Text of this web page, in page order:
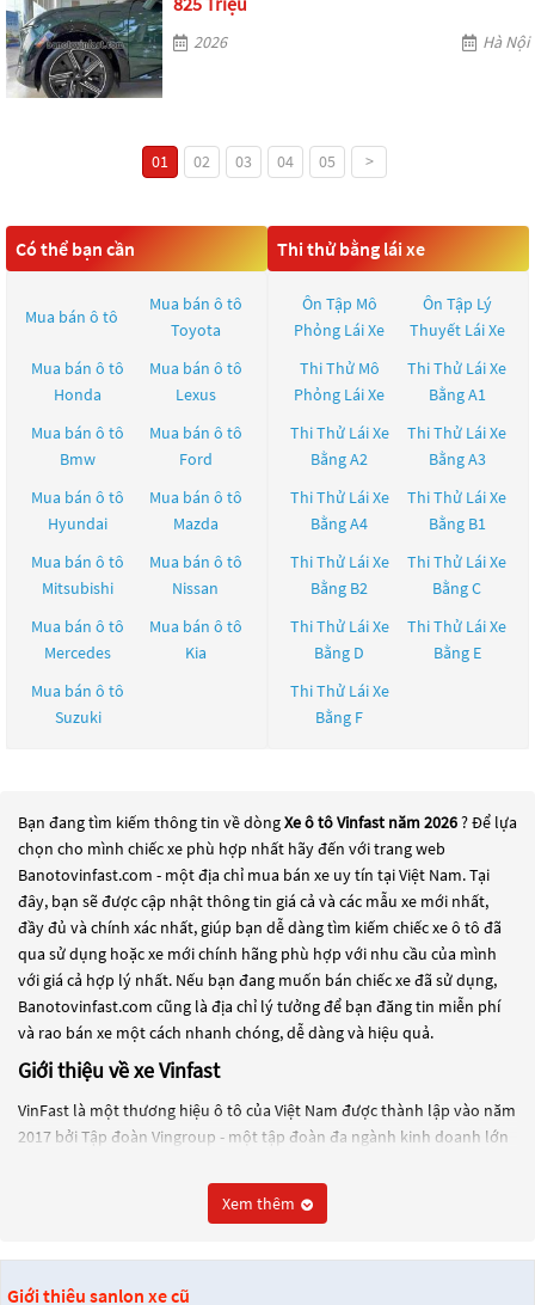
2026 Hà Nội
01 02 03 04 05 >
Có thể bạn cần
Mua bán ô tô
Mua bán ô tô
Toyota
Mua bán ô tô
Honda
Mua bán ô tô
Lexus
Mua bán ô tô
Bmw
Mua bán ô tô
Ford
Mua bán ô tô
Hyundai
Mua bán ô tô
Mazda
Mua bán ô tô
Mitsubishi
Mua bán ô tô
Nissan
Mua bán ô tô
Mercedes
Mua bán ô tô
Kia
Mua bán ô tô
Suzuki
Thi thử bằng lái xe
Ôn Tập Mô
Phỏng Lái Xe
Ôn Tập Lý
Thuyết Lái Xe
Thi Thử Mô
Phỏng Lái Xe
Thi Thử Lái Xe
Bằng A1
Thi Thử Lái Xe
Bằng A2
Thi Thử Lái Xe
Bằng A3
Thi Thử Lái Xe
Bằng A4
Thi Thử Lái Xe
Bằng B1
Thi Thử Lái Xe
Bằng B2
Thi Thử Lái Xe
Bằng C
Thi Thử Lái Xe
Bằng D
Thi Thử Lái Xe
Bằng E
Thi Thử Lái Xe
Bằng F
Bạn đang tìm kiếm thông tin về dòngXe ô tô Vinfast năm 2026? Để lựa
chọn cho mình chiếc xe phù hợp nhất hãy đến với trang web
Banotovinfast.com - một địa chỉ mua bán xe uy tín tại Việt Nam. Tại
đây, bạn sẽ được cập nhật thông tin giá cả và các mẫu xe mới nhất,
đầy đủ và chính xác nhất, giúp bạn dễ dàng tìm kiếm chiếc xe ô tô đã
qua sử dụng hoặc xe mới chính hãng phù hợp với nhu cầu của mình
với giá cả hợp lý nhất. Nếu bạn đang muốn bán chiếc xe đã sử dụng,
Banotovinfast.com cũng là địa chỉ lý tưởng để bạn đăng tin miễn phí
và rao bán xe một cách nhanh chóng, dễ dàng và hiệu quả.
Giới thiệu về xe Vinfast
VinFast là một thương hiệu ô tô của Việt Nam được thành lập vào năm
2017 bởi Tập đoàn Vingroup - một tập đoàn đa ngành kinh doanh lớn
thương hiệu ô tô hàng đầu tại Đông Nam Á và đang tiến hành xây
dựng nhà máy sản xuất ô tô tại khu kinh tế Đình Vũ - Cát Hải, Hải
Xem thêm
Giới thiệu sanlon xe cũ